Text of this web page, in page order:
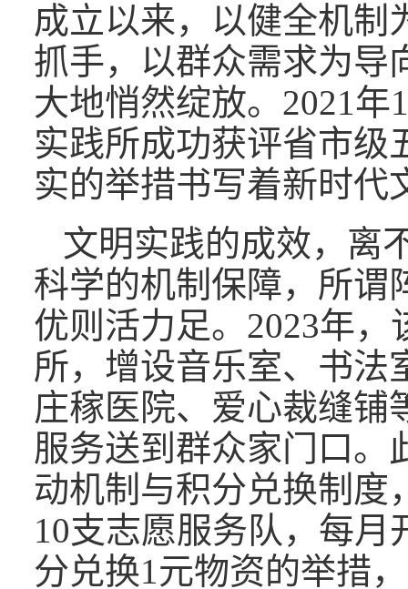
成立以来，以健全机制
抓手，以群众需求为导
大地悄然绽放。2021
实践所成功获评省市级
实的举措书写着新时代
文明实践的成效，离
科学的机制保障，所谓
优则活力足。2023年
所，增设音乐室、书法
庄稼医院、爱心裁缝铺
服务送到群众家门口。
动机制与积分兑换制度
10支志愿服务队，每月
分兑换1元物资的举措